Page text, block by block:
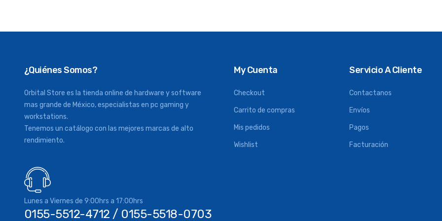
¿Quiénes Somos?
Orbital Store es la tienda online de hardware y software
mas grande de México, especialistas en pc gaming y
workstations.
Tenemos un catálogo con las mejores marcas de alto
rendimiento.
Lunes a Viernes de 9:00hrs a 17:00hrs
0155-5512-4712 / 0155-5518-0703
My Cuenta
Checkout
Carrito de compras
Mis pedidos
Wishlist
Servicio A Cliente
Contactanos
Envíos
Pagos
Facturación